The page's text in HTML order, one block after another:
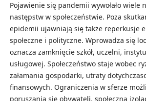
Pojawienie się pandemii wywołało wiele
następstw w społeczeństwie. Poza
epidemii ujawniają się także reperkusje
społeczne i polityczne. Wprowadza się
oznacza zamknięcie szkół, uczelni,
usługowej. Społeczeństwo staje wobec
załamania gospodarki, utraty
finansowych. Ograniczenia w sferze
poruszania się obywateli, społeczna